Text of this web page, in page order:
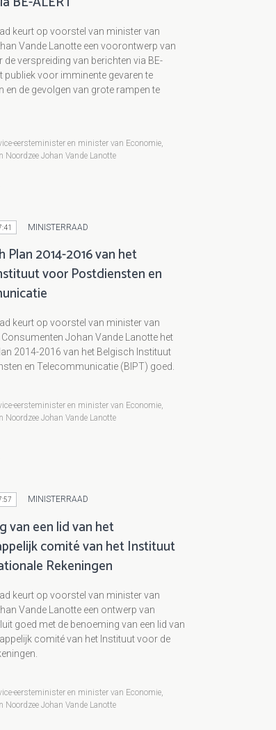
keurt op voorstel van minister van
Vande Lanotte een voorontwerp van
de verspreiding van berichten via BE-
publiek voor imminente gevaren te
en de gevolgen van grote rampen te
eersteminister en minister van Economie,
Noordzee Johan Vande Lanotte
MINISTERRAAD
Plan 2014-2016 van het
voor Postdiensten en
keurt op voorstel van minister van
Johan Vande Lanotte het
2014-2016 van het Belgisch Instituut
en Telecommunicatie (BIPT) goed.
eersteminister en minister van Economie,
Noordzee Johan Vande Lanotte
MINISTERRAAD
van een lid van het
comité van het Instituut
Rekeningen
keurt op voorstel van minister van
Vande Lanotte een ontwerp van
goed met de benoeming van een lid van
comité van het Instituut voor de
eersteminister en minister van Economie,
Noordzee Johan Vande Lanotte